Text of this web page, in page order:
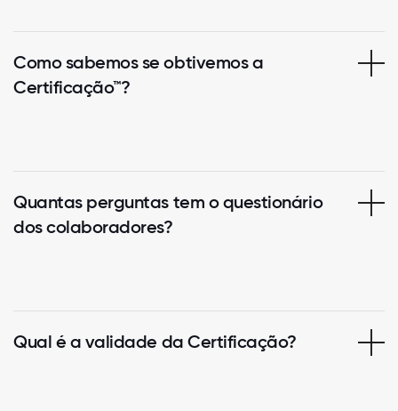
Como sabemos se obtivemos a
Certificação™?
Quantas perguntas tem o questionário
dos colaboradores?
Qual é a validade da Certificação?